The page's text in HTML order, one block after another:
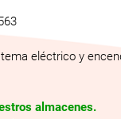
eléctrico y
almacenes.